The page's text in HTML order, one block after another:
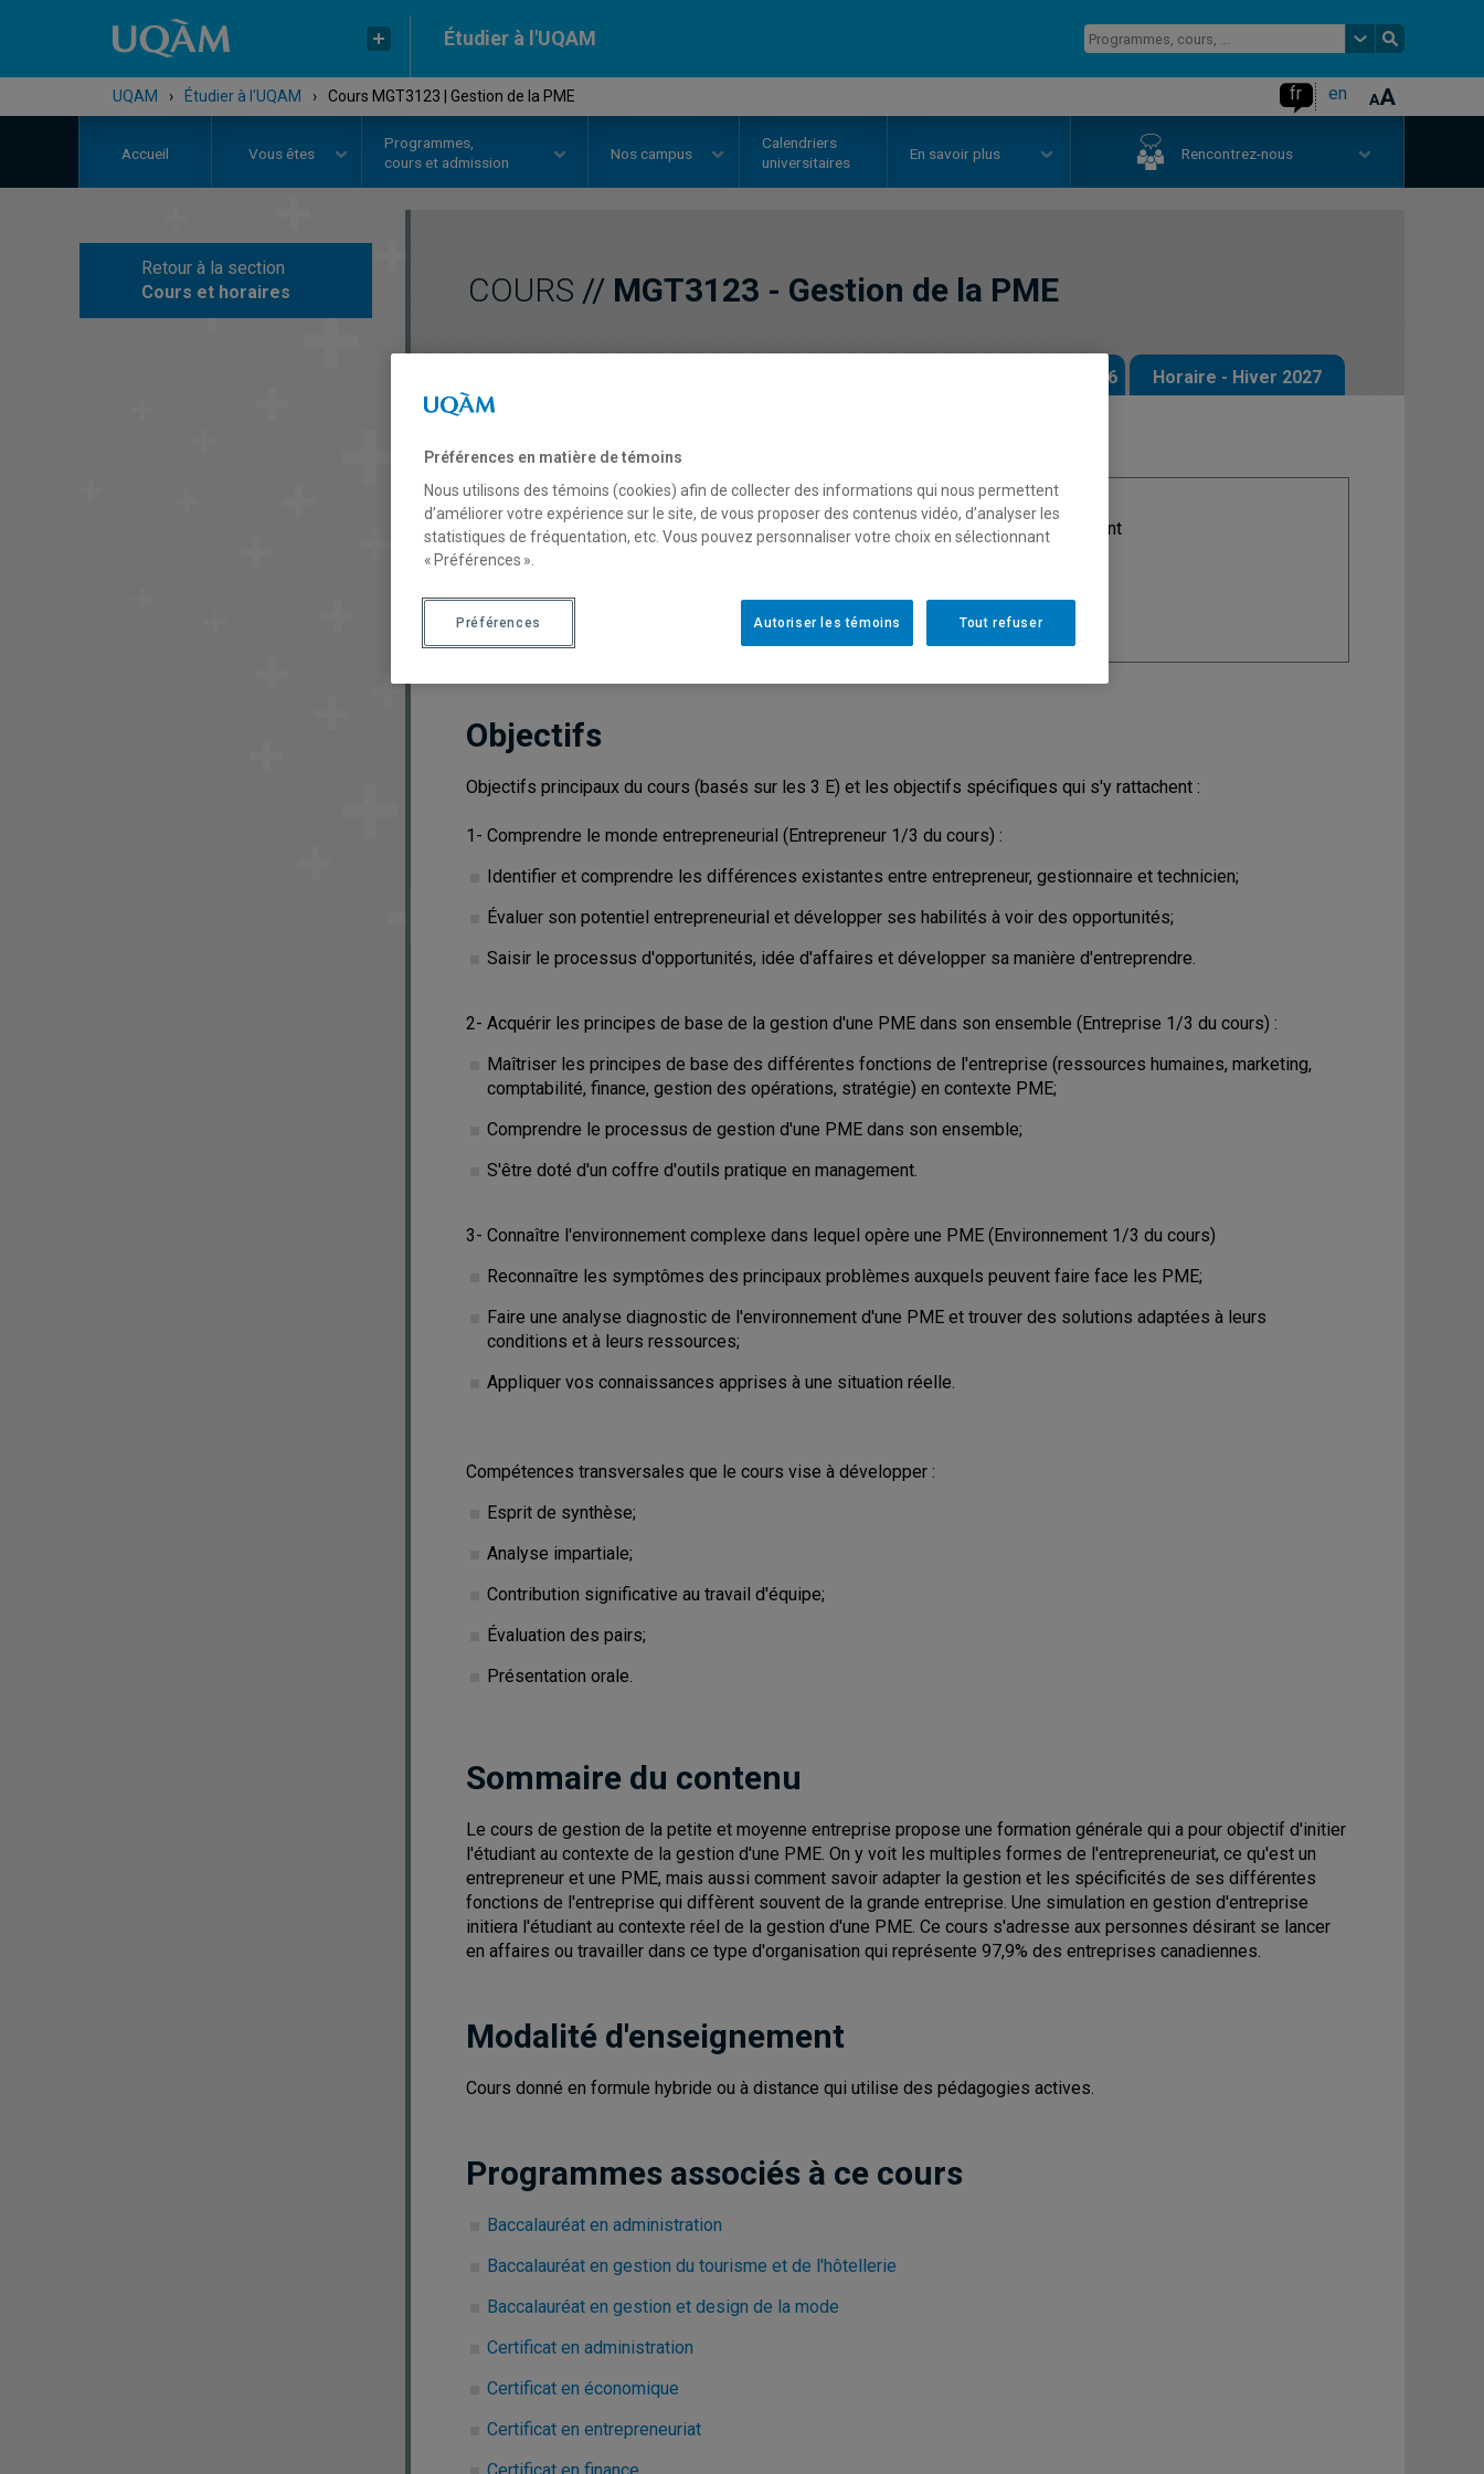
Étudier à l'UQAM
UQAM › Étudier à l'UQAM › Cours MGT3123 | Gestion de la PME fr en
Accueil Vous êtes
Programmes,
cours et admission
Nos campus
Calendriers
universitaires
En savoir plus Rencontrez-nous
Retour à la section
Cours et horaires
COURS // MGT3123 - Gestion de la PME
Horaire - Automne 2026 Horaire - Hiver 2027
Cycle: 1
Type de cours
Discipline: Management
Objectifs
Objectifs principaux du cours (basés sur les 3 E) et les objectifs spécifiques qui s'y rattachent :
1- Comprendre le monde entrepreneurial (Entrepreneur 1/3 du cours) :
Identifier et comprendre les différences existantes entre entrepreneur, gestionnaire et technicien;
Évaluer son potentiel entrepreneurial et développer ses habilités à voir des opportunités;
Saisir le processus d'opportunités, idée d'affaires et développer sa manière d'entreprendre.
2- Acquérir les principes de base de la gestion d'une PME dans son ensemble (Entreprise 1/3 du cours) :
Maîtriser les principes de base des différentes fonctions de l'entreprise (ressources humaines, marketing,
comptabilité, finance, gestion des opérations, stratégie) en contexte PME;
Comprendre le processus de gestion d'une PME dans son ensemble;
S'être doté d'un coffre d'outils pratique en management.
3- Connaître l'environnement complexe dans lequel opère une PME (Environnement 1/3 du cours)
Reconnaître les symptômes des principaux problèmes auxquels peuvent faire face les PME;
Faire une analyse diagnostic de l'environnement d'une PME et trouver des solutions adaptées à leurs
conditions et à leurs ressources;
Appliquer vos connaissances apprises à une situation réelle.
Compétences transversales que le cours vise à développer :
Esprit de synthèse;
Analyse impartiale;
Contribution significative au travail d'équipe;
Évaluation des pairs;
Présentation orale.
Sommaire du contenu
Le cours de gestion de la petite et moyenne entreprise propose une formation générale qui a pour objectif d'initier
l'étudiant au contexte de la gestion d'une PME. On y voit les multiples formes de l'entrepreneuriat, ce qu'est un
entrepreneur et une PME, mais aussi comment savoir adapter la gestion et les spécificités de ses différentes
fonctions de l'entreprise qui diffèrent souvent de la grande entreprise. Une simulation en gestion d'entreprise
initiera l'étudiant au contexte réel de la gestion d'une PME. Ce cours s'adresse aux personnes désirant se lancer
en affaires ou travailler dans ce type d'organisation qui représente 97,9% des entreprises canadiennes.
Modalité d'enseignement
Cours donné en formule hybride ou à distance qui utilise des pédagogies actives.
Programmes associés à ce cours
Baccalauréat en administration
Baccalauréat en gestion du tourisme et de l'hôtellerie
Baccalauréat en gestion et design de la mode
Certificat en administration
Certificat en économique
Certificat en entrepreneuriat
Préférences en matière de témoins
Nous utilisons des témoins (cookies) afin de collecter des informations qui nous permettent
d’améliorer votre expérience sur le site, de vous proposer des contenus vidéo, d’analyser les
statistiques de fréquentation, etc. Vous pouvez personnaliser votre choix en sélectionnant
« Préférences ».
Tout refuser
Autoriser les témoins
Préférences